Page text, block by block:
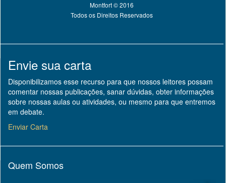
Montfort © 2016
Todos os Direitos Reservados
Envie sua carta
Disponibilizamos esse recurso para que nossos leitores possam
comentar nossas publicações, sanar dúvidas, obter informações
sobre nossas aulas ou atividades, ou mesmo para que entremos
em debate.
Enviar Carta
Quem Somos